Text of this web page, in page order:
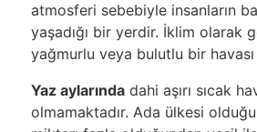
atmosferi sebebiyle insanların
yaşadığı bir yerdir. İklim olarak
yağmurlu veya bulutlu bir havası
Yaz aylarında dahi aşırı sıcak
olmamaktadır. Ada ülkesi